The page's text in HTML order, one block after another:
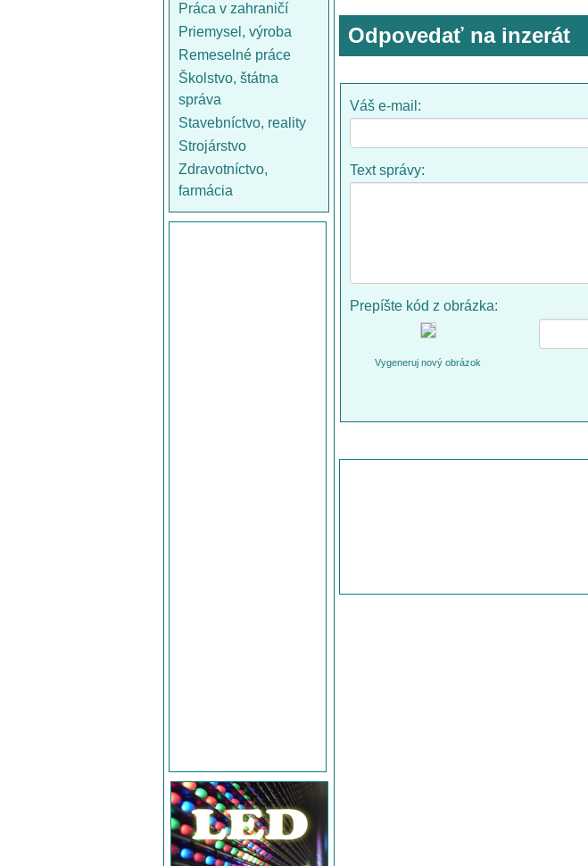
Práca v zahraničí
Priemysel, výroba
Remeselné práce
Školstvo, štátna
správa
Stavebníctvo, reality
Strojárstvo
Zdravotníctvo,
farmácia
Odpovedať na inzerát
Váš e-mail:
Text správy:
Prepíšte kód z obrázka:
Vygeneruj nový obrázok